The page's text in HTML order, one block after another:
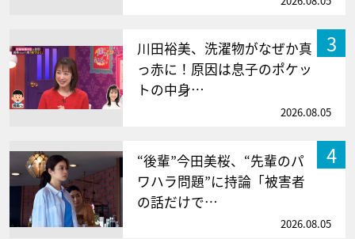
3
川田裕美、洗濯物がなぜか真
っ赤に！原因は息子のポケッ
トの中身…
2026.08.05
4
“後輩”今田美桜、“先輩のパ
ワハラ問題”に持論「被害者
の話だけで…
2026.08.05